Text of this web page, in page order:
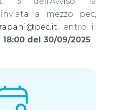
a mezzo pec,
, entro il
18:00 del 30/09/2025